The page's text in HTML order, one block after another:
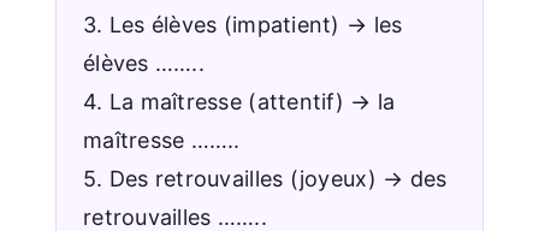
3. Les élèves (impatient) → les
élèves ……..
4. La maîtresse (attentif) → la
maîtresse ……..
5. Des retrouvailles (joyeux) → des
retrouvailles ……..